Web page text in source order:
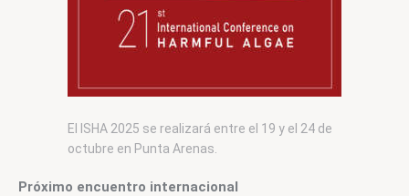
El ISHA 2025 se realizará entre el 19 y el 24 de
octubre en Punta Arenas.
Próximo encuentro internacional